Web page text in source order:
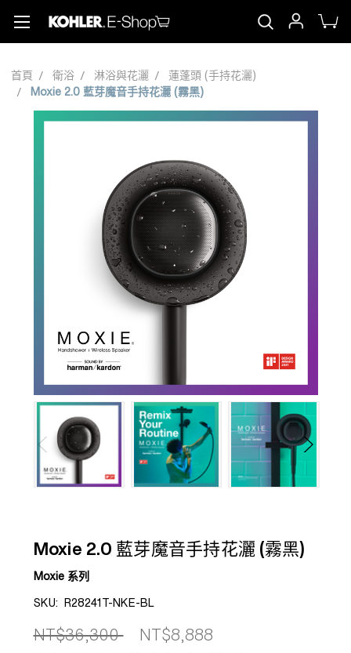
首頁 衛浴 淋浴與花灑
蓮蓬頭 (手持花灑)
Moxie 2.0 藍芽魔音手持花灑 (霧黑)
Moxie 2.0 藍芽魔音手持花灑 (霧黑)
Moxie 系列
SKU: R28241T-NKE-BL
NT$36,300 NT$8,888